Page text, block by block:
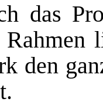
das
den